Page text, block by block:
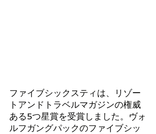
ファイブシックスティは、リゾー
トアンドトラベルマガジンの権威
ある5つ星賞を受賞しました。ヴォ
ルフガングパックのファイブシッ